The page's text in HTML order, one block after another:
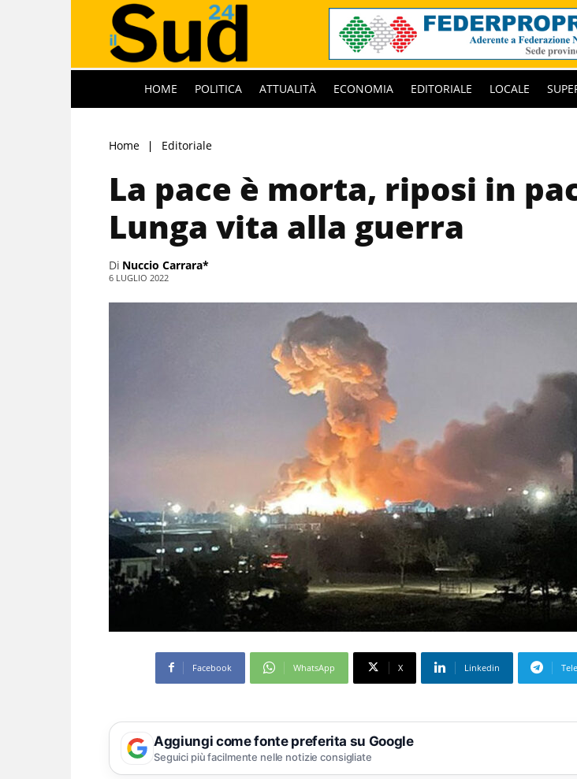
HOME POLITICA ATTUALITÀ ECONOMIA EDITORIALE LOCALE
Home Editoriale
La pace è morta, riposi in
Lunga vita alla guerra
Di Nuccio Carrara*
6 LUGLIO 2022
Facebook WhatsApp X Linkedin
Aggiungi come fonte preferita su Google
Seguici più facilmente nelle notizie consigliate